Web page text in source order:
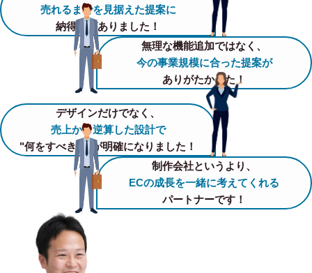
売れるまでを見据えた提案に
納得感がありました！
無理な機能追加ではなく、
今の事業規模に合った提案が
ありがたかった！
デザインだけでなく、
売上から逆算した設計で
"何をすべきか"が明確になりました！
制作会社というより、
ECの成長を一緒に考えてくれる
パートナーです！